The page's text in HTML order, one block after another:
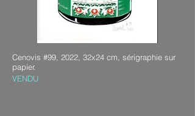
Cenovis #99, 2022, 32x24 cm, sérigraphie sur
papier.
VENDU